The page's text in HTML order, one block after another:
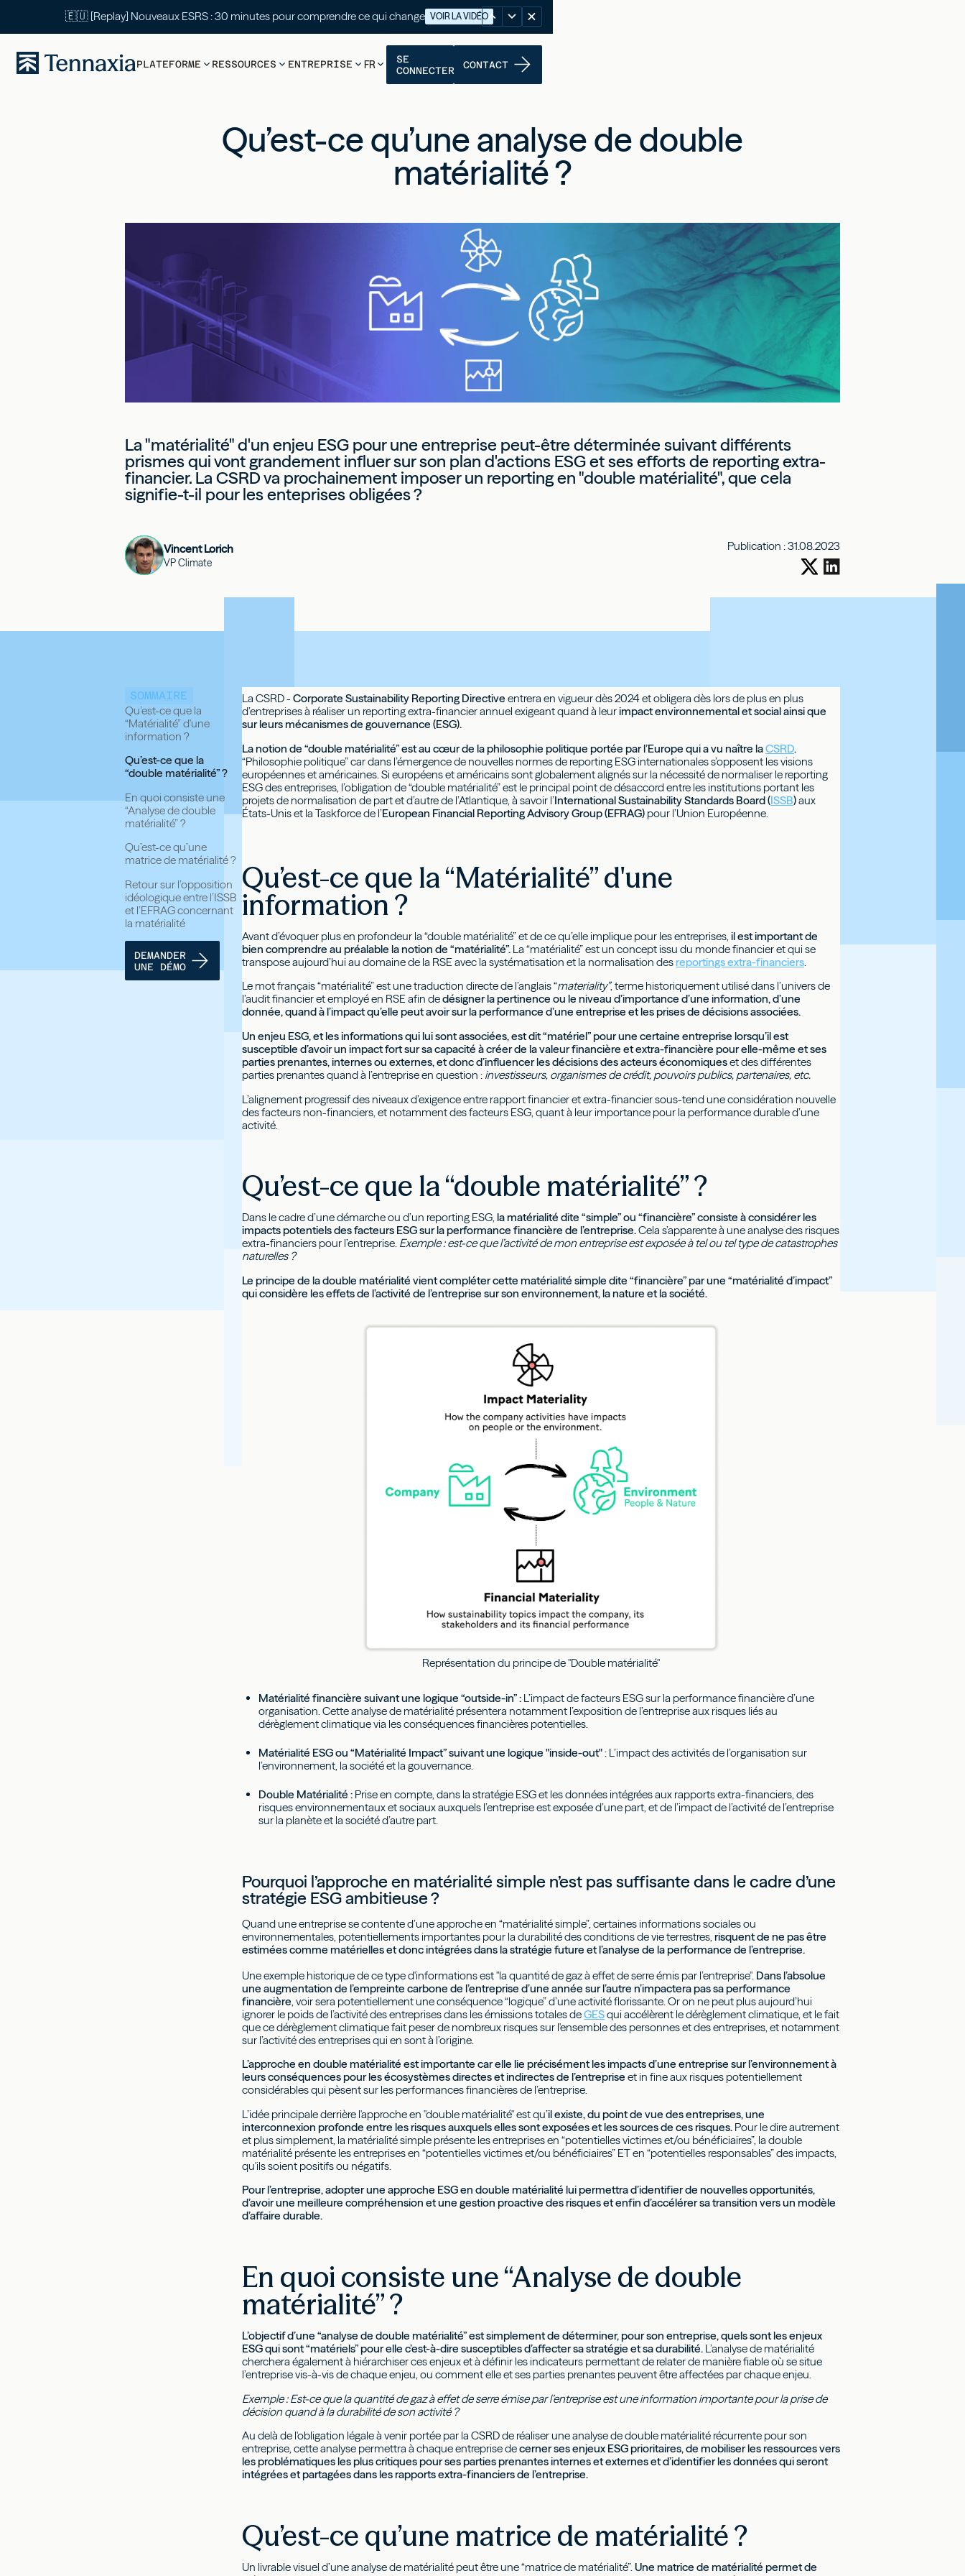
🇪🇺 [Replay] Nouveaux ESRS : 30 minutes pour comprendre ce qui change VOIR LA VIDÉO
PLATEFORME RESSOURCES ENTREPRISE FR
SE
CONNECTER
CONTACT
Qu’est-ce qu’une analyse de double
matérialité ?
La "matérialité" d'un enjeu ESG pour une entreprise peut-être déterminée suivant différents
prismes qui vont grandement influer sur son plan d'actions ESG et ses efforts de reporting extra-
financier. La CSRD va prochainement imposer un reporting en "double matérialité", que cela
signifie-t-il pour les enteprises obligées ?
Vincent Lorich
VP Climate
Publication :31.08.2023
SOMMAIRE
‍Qu’est-ce que la
“Matérialité” d'une
information ?
Qu’est-ce que la
“double matérialité” ?
En quoi consiste une
“Analyse de double
matérialité” ?
Qu’est-ce qu’une
matrice de matérialité ?
Retour sur l’opposition
idéologique entre l’ISSB
et l’EFRAG concernant
la matérialité
DEMANDER
UNE DÉMO
La CSRD -Corporate Sustainability Reporting Directive entrera en vigueur dès 2024 et obligera dès lors de plus en plus
d’entreprises à réaliser un reporting extra-financier annuel exigeant quand à leurimpact environnemental et social ainsi que
sur leurs mécanismes de gouvernance (ESG).
La notion de “double matérialité” est au cœur de la philosophie politique portée par l’Europe qui a vu naître laCSRD.
“Philosophie politique” car dans l’émergence de nouvelles normes de reporting ESG internationales s’opposent les visions
européennes et américaines. Si européens et américains sont globalement alignés sur la nécessité de normaliser le reporting
ESG des entreprises, l’obligation de “double matérialité” est le principal point de désaccord entre les institutions portant les
projets de normalisation de part et d’autre de l’Atlantique, à savoir l’International Sustainability Standards Board (ISSB)aux
États-Unis et la Taskforce de l’European Financial Reporting Advisory Group (EFRAG) pour l’Union Européenne.
Qu’est-ce que la “Matérialité” d'une
information ?
Avant d’évoquer plus en profondeur la “double matérialité” et de ce qu’elle implique pour les entreprises,il est important de
bien comprendre au préalable la notion de “matérialité”. La “matérialité” est un concept issu du monde financier et qui se
transpose aujourd’hui au domaine de la RSE avec la systématisation et la normalisation des reportings extra-financiers.
Le mot français “matérialité” est une traduction directe de l’anglais “materiality”, terme historiquement utilisé dans l’univers de
l’audit financier et employé en RSE afin dedésigner la pertinence ou le niveau d’importance d’une information, d’une
donnée, quand à l’impact qu’elle peut avoir sur la performance d’une entreprise et les prises de décisions associées.
Un enjeu ESG, et les informations qui lui sont associées, est dit “matériel” pour une certaine entreprise lorsqu’il est
susceptible d’avoir un impact fort sur sa capacité à créer de la valeur financière et extra-financière pour elle-même et ses
parties prenantes, internes ou externes, et donc d’influencer les décisions des acteurs économiqueset des différentes
parties prenantes quand à l’entreprise en question : investisseurs, organismes de crédit, pouvoirs publics, partenaires, etc.
L’alignement progressif des niveaux d’exigence entre rapport financier et extra-financier sous-tend une considération nouvelle
des facteurs non-financiers, et notamment des facteurs ESG, quant à leur importance pour la performance durable d’une
activité.
Qu’est-ce que la “double matérialité” ?
Dans le cadre d’une démarche ou d’un reporting ESG,la matérialité dite “simple” ou “financière” consiste à considérer les
impacts potentiels des facteurs ESG sur la performance financière de l’entreprise.Cela s’apparente à une analyse des risques
extra-financiers pour l’entreprise. Exemple : est-ce que l’activité de mon entreprise est exposée à tel ou tel type de catastrophes
naturelles ?
Le principe de la double matérialité vient compléter cette matérialité simple dite “financière” par une “matérialité d’impact”
qui considère les effets de l’activité de l’entreprise sur son environnement, la nature et la société.
Représentation du principe de "Double matérialité"
Matérialité financière suivant une logique “outside-in” : L’impact de facteurs ESG sur la performance financière d’une
organisation. Cette analyse de matérialité présentera notamment l’exposition de l’entreprise aux risques liés au
dérèglement climatique via les conséquences financières potentielles.
Matérialité ESG ou “Matérialité Impact” suivant une logique "inside-out": L’impact des activités de l’organisation sur
l’environnement, la société et la gouvernance.
Double Matérialité : Prise en compte, dans la stratégie ESG et les données intégrées aux rapports extra-financiers, des
risques environnementaux et sociaux auxquels l’entreprise est exposée d’une part, et de l’impact de l’activité de l’entreprise
sur la planète et la société d’autre part.
Pourquoi l’approche en matérialité simple n’est pas suffisante dans le cadre d’une
stratégie ESG ambitieuse ?
Quand une entreprise se contente d’une approche en “matérialité simple”, certaines informations sociales ou
environnementales, potentiellements importantes pour la durabilité des conditions de vie terrestres,risquent de ne pas être
estimées comme matérielles et donc intégrées dans la stratégie future et l’analyse de la performance de l’entreprise.
Une exemple historique de ce type d'informations est "la quantité de gaz à effet de serre émis par l’entreprise". Dans l’absolue
une augmentation de l’empreinte carbone de l’entreprise d’une année sur l’autre n’impactera pas sa performance
financière , voir sera potentiellement une conséquence “logique” d’une activité florissante. Or on ne peut plus aujourd’hui
ignorer le poids de l’activité des entreprises dans les émissions totales deGESqui accélèrent le dérèglement climatique, et le fait
que ce dérèglement climatique fait peser de nombreux risques sur l'ensemble des personnes et des entreprises, et notamment
sur l’activité des entreprises qui en sont à l’origine.
L’approche en double matérialité est importante car elle lie précisément les impacts d’une entreprise sur l’environnement à
leurs conséquences pour les écosystèmes directes et indirectes de l’entrepriseet in fine aux risques potentiellement
considérables qui pèsent sur les performances financières de l’entreprise.
L’idée principale derrière l'approche en "double matérialité" est qu’il existe, du point de vue des entreprises, une
interconnexion profonde entre les risques auxquels elles sont exposées et les sources de ces risques. Pour le dire autrement
et plus simplement, la matérialité simple présente les entreprises en “potentielles victimes et/ou bénéficiaires”, la double
matérialité présente les entreprises en “potentielles victimes et/ou bénéficiaires” ET en “potentielles responsables” des impacts,
qu'ils soient positifs ou négatifs.
Pour l’entreprise, adopter une approche ESG en double matérialité lui permettra d’identifier de nouvelles opportunités,
d’avoir une meilleure compréhension et une gestion proactive des risques et enfin d’accélérer sa transition vers un modèle
d’affaire durable.
En quoi consiste une “Analyse de double
matérialité” ?
L’objectif d’une “analyse de double matérialité” est simplement de déterminer, pour son entreprise, quels sont les enjeux
ESG qui sont “matériels” pour elle c’est-à-dire susceptibles d’affecter sa stratégie et sa durabilité. L’analyse de matérialité
cherchera également à hiérarchiser ces enjeux et à définir les indicateurs permettant de relater de manière fiable où se situe
l’entreprise vis-à-vis de chaque enjeu, ou comment elle et ses parties prenantes peuvent être affectées par chaque enjeu.
Exemple : Est-ce que la quantité de gaz à effet de serre émise par l’entreprise est une information importante pour la prise de
décision quand à la durabilité de son activité ?
Au delà de l'obligation légale à venir portée par la CSRD de réaliser une analyse de double matérialité récurrente pour son
entreprise, cette analyse permettra à chaque entreprise decerner ses enjeux ESG prioritaires, de mobiliser les ressources vers
les problématiques les plus critiques pour ses parties prenantes internes et externes et d’identifier les données qui seront
intégrées et partagées dans les rapports extra-financiers de l’entreprise.
Qu’est-ce qu’une matrice de matérialité ?
Un livrable visuel d’une analyse de matérialité peut être une “matrice de matérialité”.Une matrice de matérialité permet de